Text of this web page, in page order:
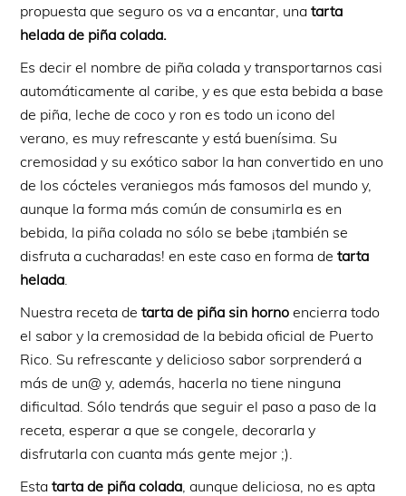
propuesta que seguro os va a encantar, unatarta
helada de piña colada.
Es decir el nombre de piña colada y transportarnos casi
automáticamente al caribe, y es que esta bebida a base
de piña, leche de coco y ron es todo un icono del
verano, es muy refrescante y está buenísima. Su
cremosidad y su exótico sabor la han convertido en uno
de los cócteles veraniegos más famosos del mundo y,
aunque la forma más común de consumirla es en
bebida, la piña colada no sólo se bebe ¡también se
disfruta a cucharadas! en este caso en forma detarta
helada
Nuestra receta detarta de piña sin horno encierra todo
el sabor y la cremosidad de la bebida oficial de Puerto
Rico. Su refrescante y delicioso sabor sorprenderá a
más de un@ y, además, hacerla no tiene ninguna
dificultad. Sólo tendrás que seguir el paso a paso de la
receta, esperar a que se congele, decorarla y
disfrutarla con cuanta más gente mejor ;).
Estatarta de piña colada , aunque deliciosa, no es apta